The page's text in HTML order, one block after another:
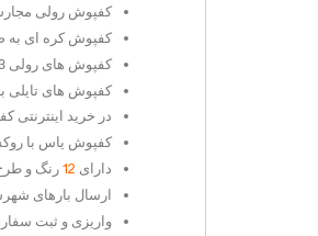
کفپوش رولی
کفپوش کره ای به
کفپوش های رولی 3 میل پرتردد به صورت رول های
کفپوش های تایلی
در خرید اینترنتی کفپوش 2میل و سفارش از روی عکس به دلیل تفاوت کیفیت انواع
کفپوش یاس با
دارای 12 رنگ و
ارسال بارهای
واریزی و ثبت